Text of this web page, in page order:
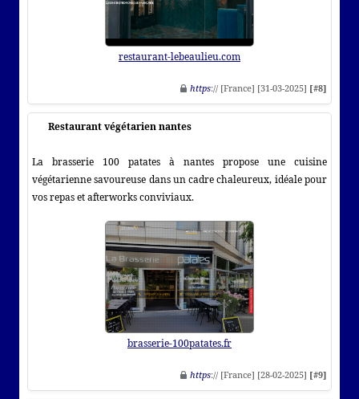
restaurant-lebeaulieu.com
https:// [France] [31-03-2025] [#8]
Restaurant végétarien nantes
La brasserie 100 patates à nantes propose une cuisine
végétarienne savoureuse dans un cadre chaleureux, idéale pour
vos repas et afterworks conviviaux.
brasserie-100patates.fr
https:// [France] [28-02-2025] [#9]